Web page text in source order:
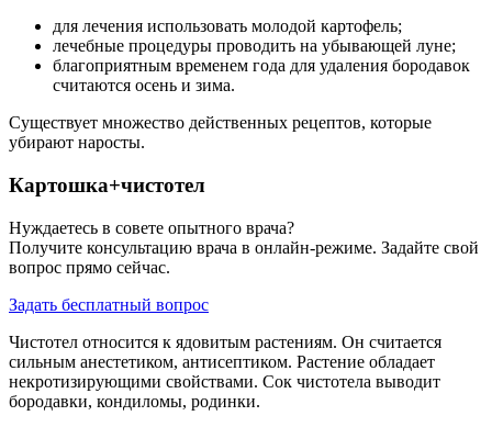
для лечения использовать молодой картофель;
лечебные процедуры проводить на убывающей луне;
благоприятным временем года для удаления бородавок
считаются осень и зима.
Существует множество действенных рецептов, которые
убирают наросты.
Картошка+чистотел
Нуждаетесь в совете опытного врача?
Получите консультацию врача в онлайн-режиме. Задайте свой
вопрос прямо сейчас.
Задать бесплатный вопрос
Чистотел относится к ядовитым растениям. Он считается
сильным анестетиком, антисептиком. Растение обладает
некротизирующими свойствами. Сок чистотела выводит
бородавки, кондиломы, родинки.